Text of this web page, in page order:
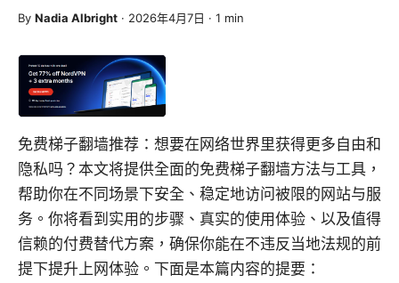
By Nadia Albright · 2026年4月7日 · 1 min
免费梯子翻墙推荐：想要在网络世界里获得更多自由和
隐私吗？本文将提供全面的免费梯子翻墙方法与工具，
帮助你在不同场景下安全、稳定地访问被限的网站与服
务。你将看到实用的步骤、真实的使用体验、以及值得
信赖的付费替代方案，确保你能在不违反当地法规的前
提下提升上网体验。下面是本篇内容的提要：